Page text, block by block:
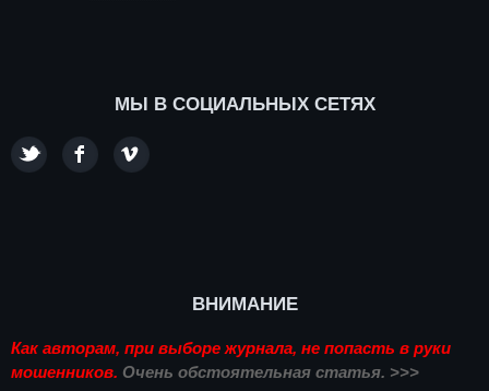
МЫ В СОЦИАЛЬНЫХ СЕТЯХ
ВНИМАНИЕ
Как авторам, при выборе журнала, не попасть в руки
мошенников. Очень обстоятельная статья. >>>